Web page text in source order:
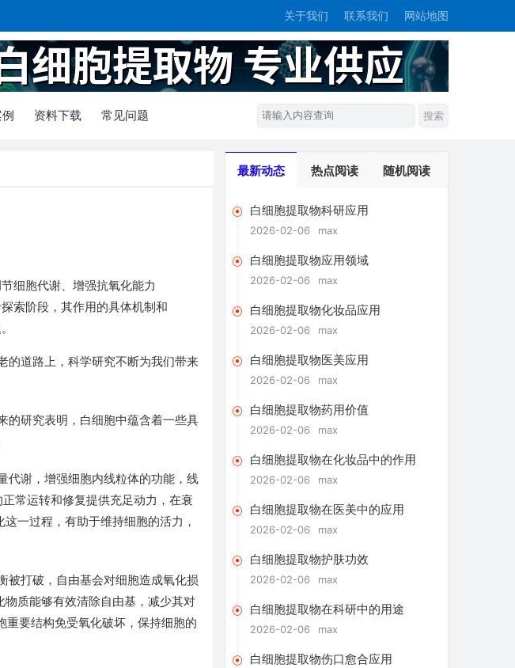
关于我们 联系我们 网站地图
资料下载 常见问题
细胞代谢、增强抗氧化能力
索阶段，其作用的具体机制和
的道路上，科学研究不断为我们带来
的研究表明，白细胞中蕴含着一些具
代谢，增强细胞内线粒体的功能，线
常运转和修复提供充足动力，在衰
一过程，有助于维持细胞的活力，
被打破，自由基会对细胞造成氧化损
质能够有效清除自由基，减少其对
要结构免受氧化破坏，保持细胞的
最新动态 热点阅读 随机阅读
白细胞提取物科研应用
2026-02-06 max
白细胞提取物应用领域
2026-02-06 max
白细胞提取物化妆品应用
2026-02-06 max
白细胞提取物医美应用
2026-02-06 max
白细胞提取物药用价值
2026-02-06 max
白细胞提取物在化妆品中的作用
2026-02-06 max
白细胞提取物在医美中的应用
2026-02-06 max
白细胞提取物护肤功效
2026-02-06 max
白细胞提取物在科研中的用途
2026-02-06 max
白细胞提取物伤口愈合应用